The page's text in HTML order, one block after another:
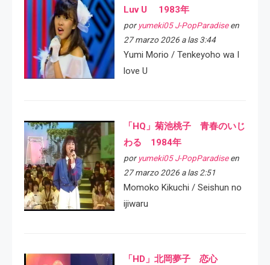
Luv U 1983年
por yumeki05 J-PopParadiseen
27 marzo 2026 a las 3:44
Yumi Morio / Tenkeyoho wa I
love U
「HQ」菊池桃子 青春のいじ
わる 1984年
por yumeki05 J-PopParadiseen
27 marzo 2026 a las 2:51
Momoko Kikuchi / Seishun no
ijiwaru
「HD」北岡夢子 恋心